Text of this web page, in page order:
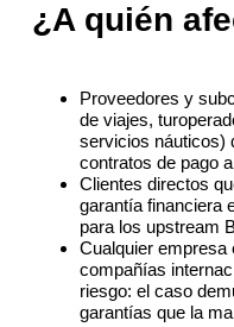
¿A quién
Proveedores y
de viajes,
servicios náuticos)
contratos de pago
Clientes directos
garantía financiera
para los upstream
Cualquier empresa
compañías
riesgo: el caso
garantías que la